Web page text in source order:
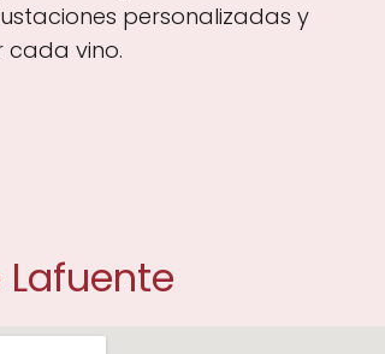
personalizadas y
vino.